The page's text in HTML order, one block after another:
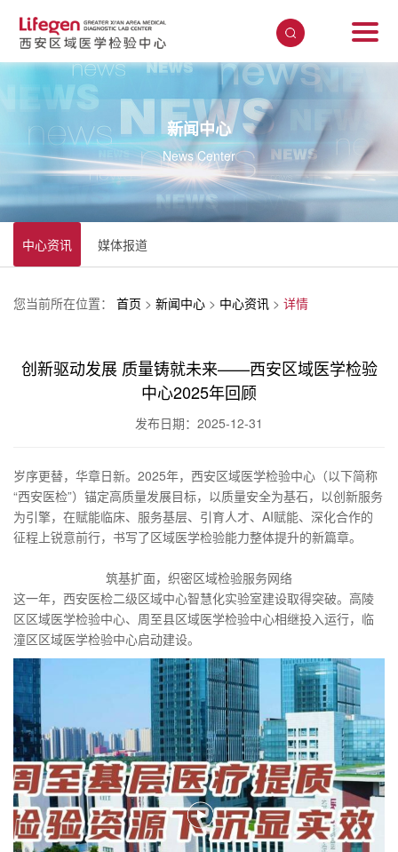
新闻中心
News Center
中心资讯 媒体报道
您当前所在位置： 首页 > 新闻中心 > 中心资讯 > 详情
创新驱动发展 质量铸就未来——西安区域医学检验
中心2025年回顾
发布日期：2025-12-31
岁序更替，华章日新。2025年，西安区域医学检验中心（以下简称
“西安医检”）锚定高质量发展目标，以质量安全为基石，以创新服务
为引擎，在赋能临床、服务基层、引育人才、AI赋能、深化合作的
征程上锐意前行，书写了区域医学检验能力整体提升的新篇章。
筑基扩面，织密区域检验服务网络
这一年，西安医检二级区域中心智慧化实验室建设取得突破。高陵
区区域医学检验中心、周至县区域医学检验中心相继投入运行，临
潼区区域医学检验中心启动建设。